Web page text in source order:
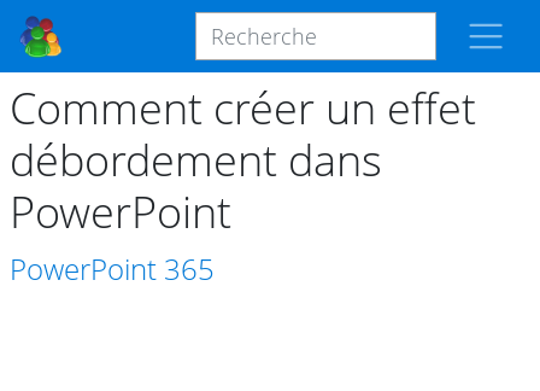
Comment créer un effet
débordement dans
PowerPoint
PowerPoint 365